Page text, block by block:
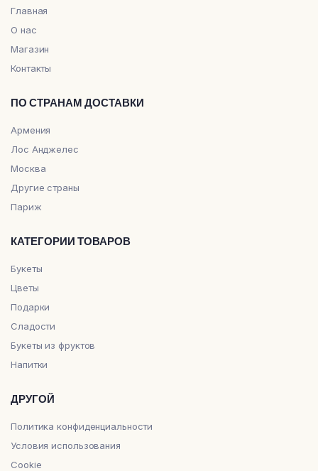
Главная
О нас
Магазин
Контакты
ПО СТРАНАМ ДОСТАВКИ
Армения
Лос Анджелес
Москва
Другие страны
Париж
КАТЕГОРИИ ТОВАРОВ
Букеты
Цветы
Подарки
Сладости
Букеты из фруктов
Напитки
ДРУГОЙ
Политика конфиденциальности
Условия использования
Cookie